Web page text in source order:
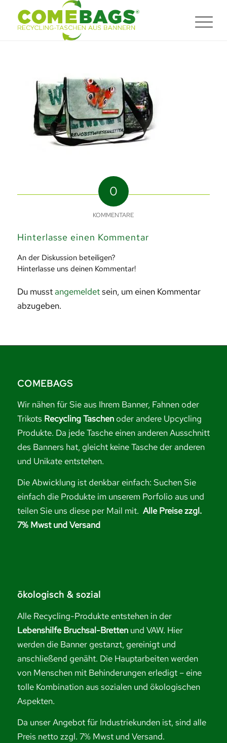
0
KOMMENTARE
Hinterlasse einen Kommentar
An der Diskussion beteiligen?
Hinterlasse uns deinen Kommentar!
Du musstangemeldetsein, um einen Kommentar
abzugeben.
COMEBAGS
Wir nähen für Sie aus Ihrem Banner, Fahnen oder
Trikots Recycling Taschenoder andere Upcycling
Produkte. Da jede Tasche einen anderen Ausschnitt
des Banners hat, gleicht keine Tasche der anderen
und Unikate entstehen.
Die Abwicklung ist denkbar einfach: Suchen Sie
einfach die Produkte im unserem Porfolio aus und
teilen Sie uns diese per Mail mit. Alle Preise zzgl.
7% Mwst und Versand
ökologisch & sozial
Alle Recycling-Produkte entstehen in der
Lebenshilfe Bruchsal-Bretten und VAW. Hier
werden die Banner gestanzt, gereinigt und
anschließend genäht. Die Hauptarbeiten werden
von Menschen mit Behinderungen erledigt – eine
tolle Kombination aus sozialen und ökologischen
Aspekten.
Da unser Angebot für Industriekunden ist, sind alle
Preis netto zzgl. 7% Mwst und Versand.